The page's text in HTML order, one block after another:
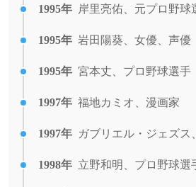
1995年 岸里亮佑、元プロ野球
1995年 岩田陽葵、女優、声優
1995年 宮本丈、プロ野球選手
1997年 福地カミオ、漫画家
1997年 ガブリエル・ジェズス
1998年 立野和明、プロ野球選